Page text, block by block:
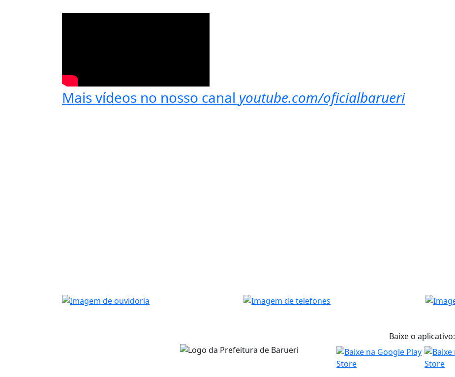
Mais vídeos no nosso canal youtube.com/oficialbarueri
Baixe o aplicativo: